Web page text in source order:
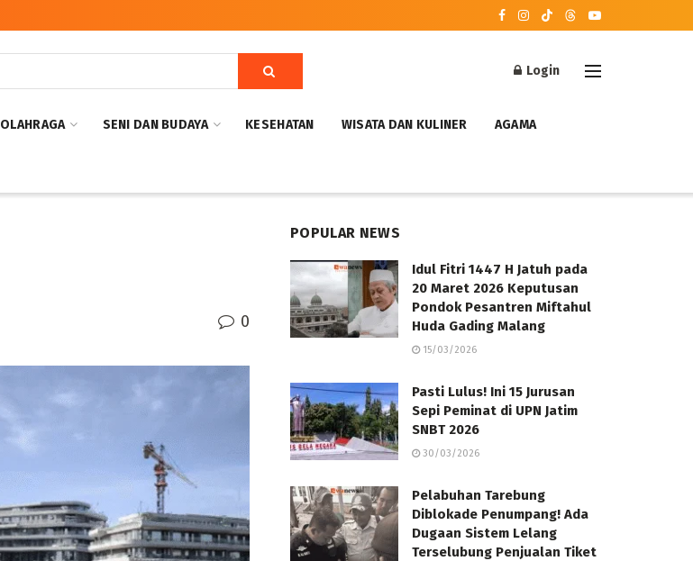
Login
OLAHRAGA SENI DAN BUDAYA KESEHATAN WISATA DAN KULINER AGAMA
0
POPULAR NEWS
Idul Fitri 1447 H Jatuh pada
20 Maret 2026 Keputusan
Pondok Pesantren Miftahul
Huda Gading Malang
15/03/2026
Pasti Lulus! Ini 15 Jurusan
Sepi Peminat di UPN Jatim
SNBT 2026
30/03/2026
Pelabuhan Tarebung
Diblokade Penumpang! Ada
Dugaan Sistem Lelang
Terselubung Penjualan Tiket